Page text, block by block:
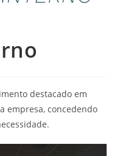
destacado em
empresa, concedendo